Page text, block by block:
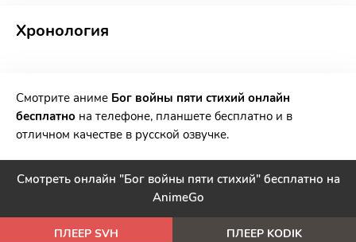
Хронология
Смотрите аниме Бог войны пяти стихий онлайн
бесплатно на телефоне, планшете бесплатно и в
отличном качестве в русской озвучке.
Смотреть онлайн "Бог войны пяти стихий" бесплатно на
AnimeGo
ПЛЕЕР SVH ПЛЕЕР KODIK